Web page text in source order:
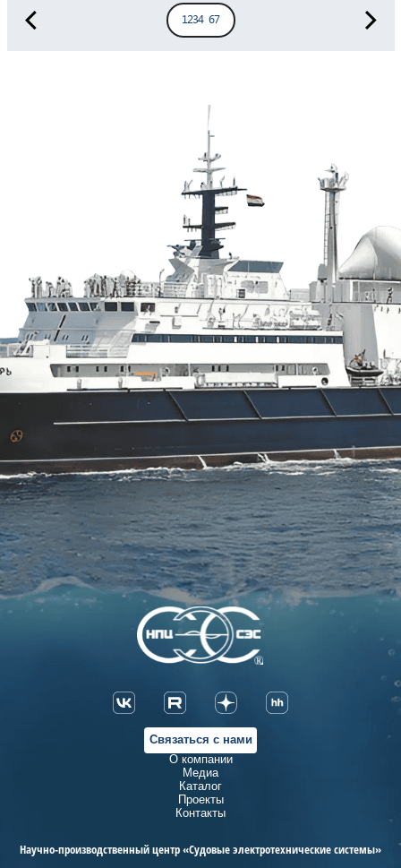
1234567
Связаться с нами
О компании
Медиа
Каталог
Проекты
Контакты
Научно-производственный центр «Судовые электротехнические системы»